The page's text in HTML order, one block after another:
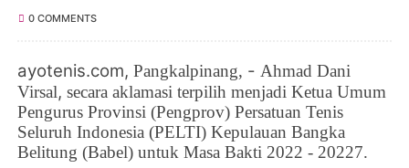
0 COMMENTS
ayotenis.com,Pangkalpinang, -Ahmad Dani
Virsal,secara aklamasi terpilih menjadi Ketua Umum
Pengurus Provinsi (Pengprov) Persatuan Tenis
Seluruh Indonesia (PELTI)Kepulauan Bangka
Belitung (Babel) untuk Masa Bakti 2022 - 20227.